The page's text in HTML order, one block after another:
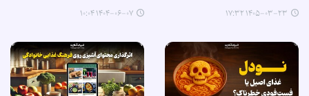
۱۴۰۵-۰۳-۲۳ ۱۷:۳۲ ۱۴۰۴-۰۶-۰۷ ۱۰:۰۴